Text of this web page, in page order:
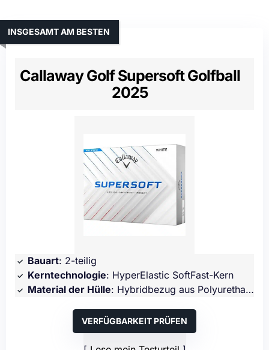
Callaway Golf Supersoft Golfball
2025
INSGESAMT AM BESTEN
Bauart: 2-teilig
Kerntechnologie: HyperElastic SoftFast-Kern
Material der Hülle: Hybridbezug aus Polyurethan (PU)
VERFÜGBARKEIT PRÜFEN